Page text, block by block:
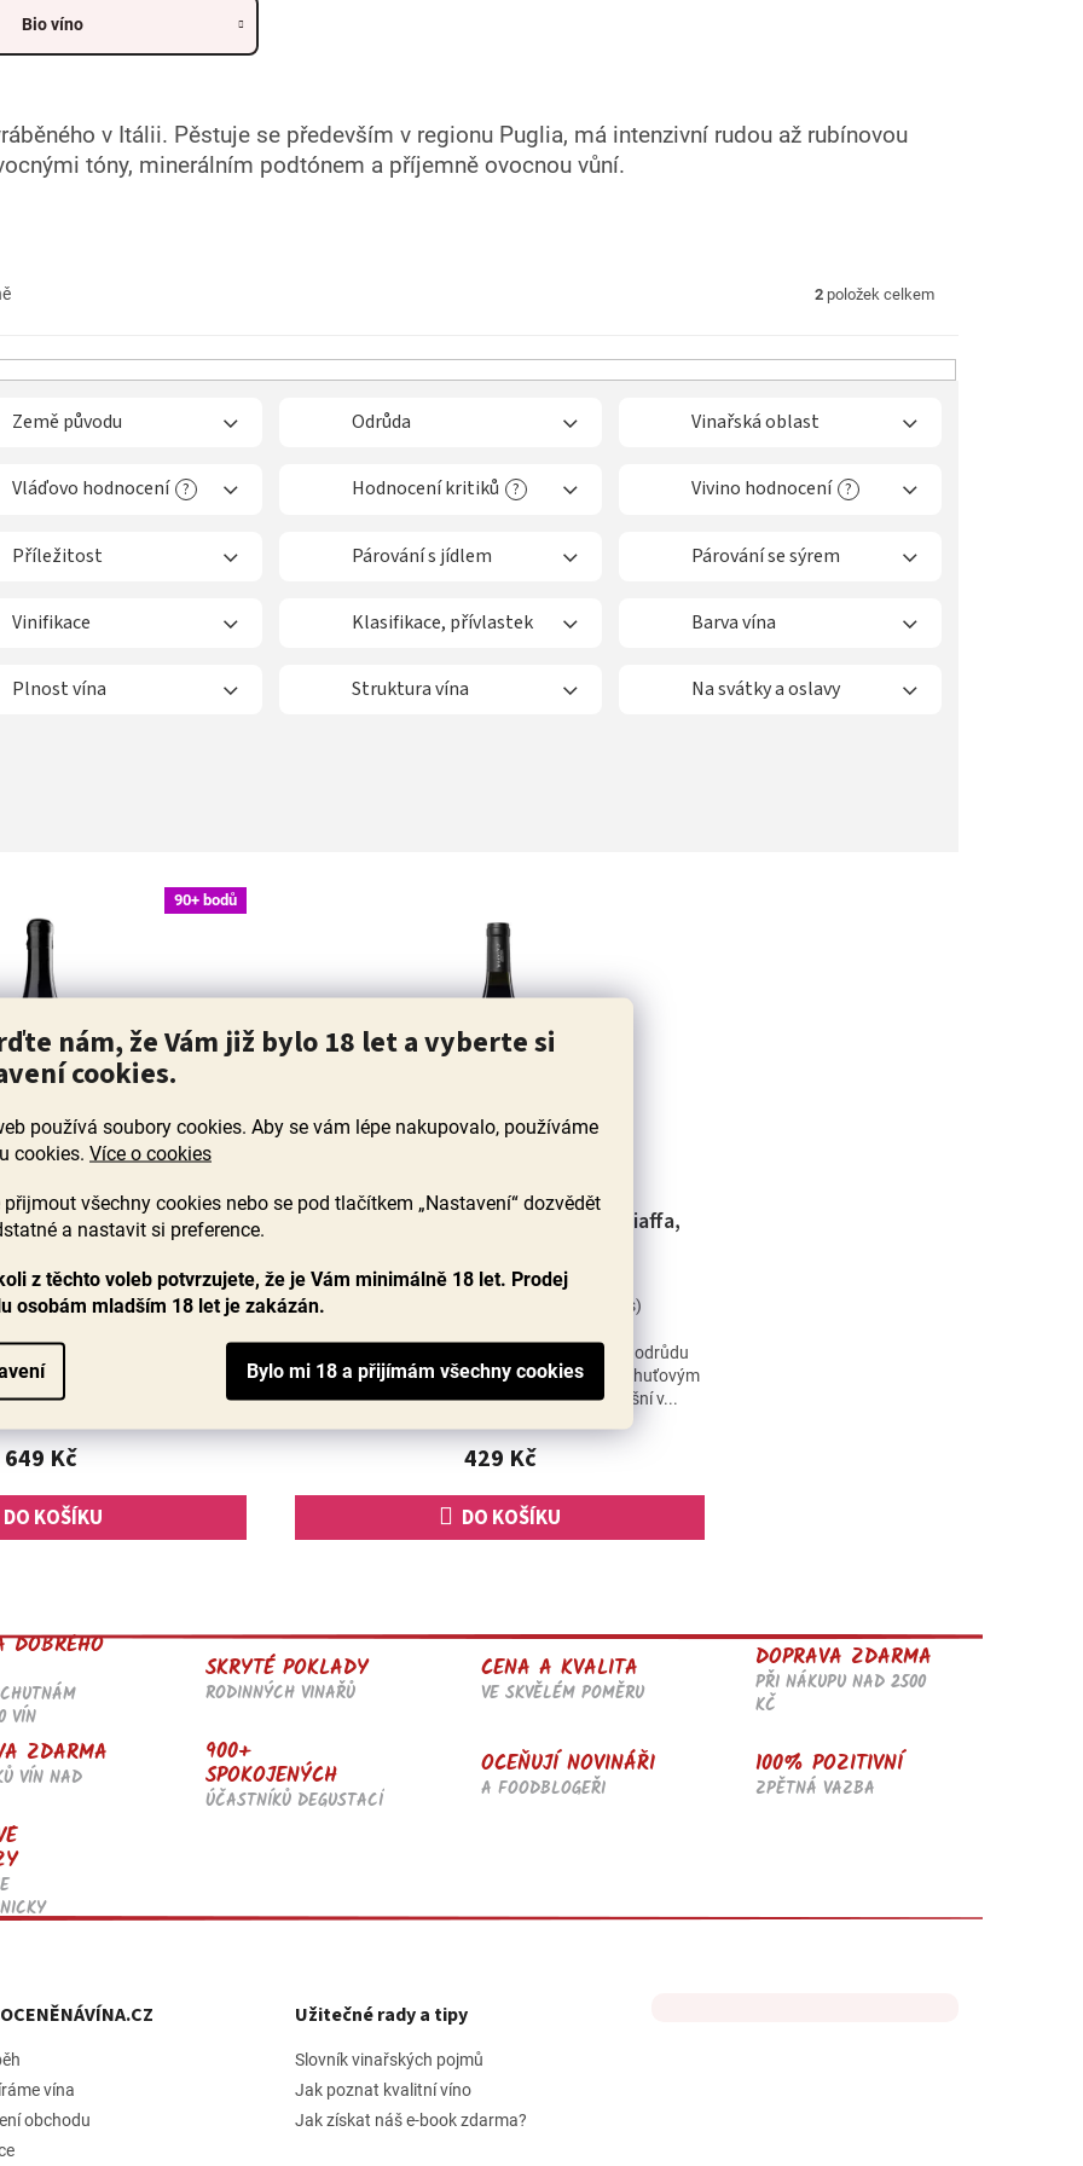
nám, že Vám již bylo 18 let a vyberte si
cookies.
používá soubory cookies. Aby se vám lépe nakupovalo, používáme
cookies. Více o cookies
přijmout všechny cookies nebo se pod tlačítkem „Nastavení“ dozvědět
a nastavit si preference.
z těchto voleb potvrzujete, že je Vám minimálně 18 let. Prodej
osobám mladším 18 let je zakázán.
v Itálii. Pěstuje se především v regionu Puglia, má intenzivní rudou až rubínovou
tóny, minerálním podtónem a příjemně ovocnou vůní.
Bio víno
2 položek celkem
Země původu Odrůda Vinařská oblast
Vláďovo hodnocení ? Hodnocení kritiků ? Vivino hodnocení ?
Příležitost Párování s jídlem Párování se sýrem
Vinifikace Klasifikace, přívlastek Barva vína
Plnost vína Struktura vína Na svátky a oslavy
90+ bodů
Lampyris 2020, Caiaffa,
Skladem(52 ks)
649 Kč
DO KOŠÍKU
z Puglie? Co třeba víno, které
97 bodů v Decanter Wine
Nero di Troia. Užijte si...
BIO Nero di Troia Vibrans 2020, Caiaffa,
hodnocení
produktu
z
(29 ks)
429 Kč
DO KOŠÍKU
Hledáte další inspiraci z Puglie? Ochutnejte odrůdu
Nero di Troia. Plné víno jižního charakteru s chuťovým
profilem perfektním nejen pro milovníky višní v...
l
á
d
a
p
r
v
p
DOBRÉHO
VÍN
SKRYTÉ POKLADY
RODINNÝCH VINAŘŮ
CENA A KVALITA
VE SKVĚLÉM POMĚRU
DOPRAVA ZDARMA
PŘI NÁKUPU NAD 2500
KČ
ZDARMA
VÍN NAD
900+
SPOKOJENÝCH
ÚČASTNÍKŮ DEGUSTACÍ
OCEŇUJÍ NOVINÁŘI
A FOODBLOGEŘI
100% POZITIVNÍ
ZPĚTNÁ VAZBA
vína
obchodu
Užitečné rady a tipy
Slovník vinařských pojmů
Jak poznat kvalitní víno
Jak získat náš e-book zdarma?